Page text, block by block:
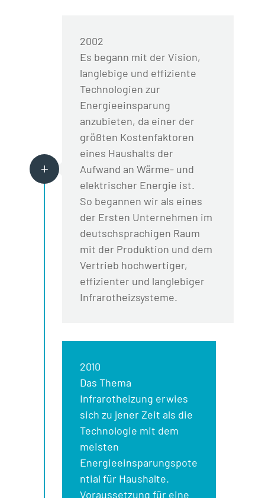
L
2002
Es begann mit der Vision,
langlebige und effiziente
Technologien zur
Energieeinsparung
anzubieten, da einer der
größten Kostenfaktoren
eines Haushalts der
Aufwand an Wärme- und
elektrischer Energie ist.
So begannen wir als eines
der Ersten Unternehmen im
deutschsprachigen Raum
mit der Produktion und dem
Vertrieb hochwertiger,
effizienter und langlebiger
Infrarotheizsysteme.
2010
Das Thema
Infrarotheizung erwies
sich zu jener Zeit als die
Technologie mit dem
meisten
Energieeinsparungspote
ntial für Haushalte.
Voraussetzung für eine